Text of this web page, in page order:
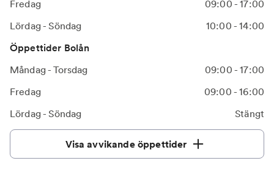
Fredag
09:00 - 17:00
Lördag - Söndag
10:00 - 14:00
Öppettider Bolån
Måndag - Torsdag
09:00 - 17:00
Fredag
09:00 - 16:00
Lördag - Söndag
Stängt
Visa avvikande öppettider